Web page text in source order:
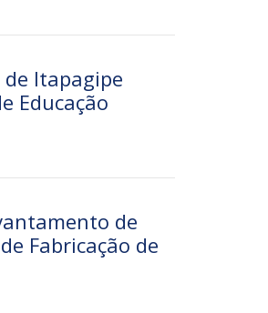
Itapagipe
Educação
de
Fabricação de